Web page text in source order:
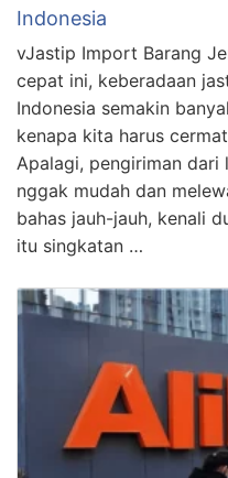
Indonesia
vJastip Import Barang
cepat ini, keberadaan
Indonesia semakin
kenapa kita harus
Apalagi, pengiriman dari
nggak mudah dan
bahas jauh-jauh, kenali
itu singkatan …